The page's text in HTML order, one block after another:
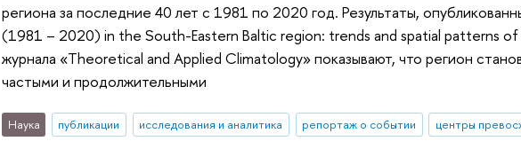
региона за последние 40 лет с 1981 по 2020 год. Результаты,
(1981 – 2020) in the South-Eastern Baltic region: trends and spatial patterns
журнала «Theoretical and Applied Climatology» показывают, что регион
частыми и продолжительными
Наука публикации исследования и аналитика репортаж о событии центры